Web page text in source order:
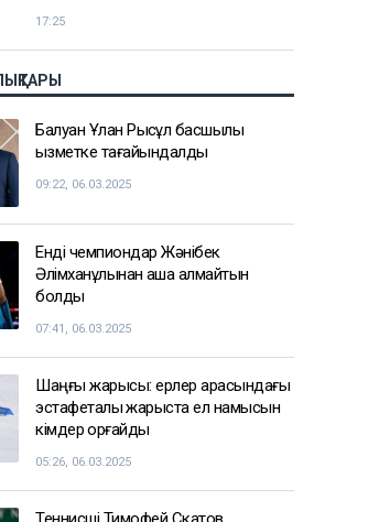
17:25
Балуан Ұлан Рысқұл басшылық
қызметке тағайындалды
09:22, 06.03.2025
Енді чемпиондар Жәнібек
Әлімханұлынан қаша алмайтын
болды
07:41, 06.03.2025
Шаңғы жарысы: ерлер арасындағы
эстафеталық жарыста ел намысын
кімдер қорғайды
05:26, 06.03.2025